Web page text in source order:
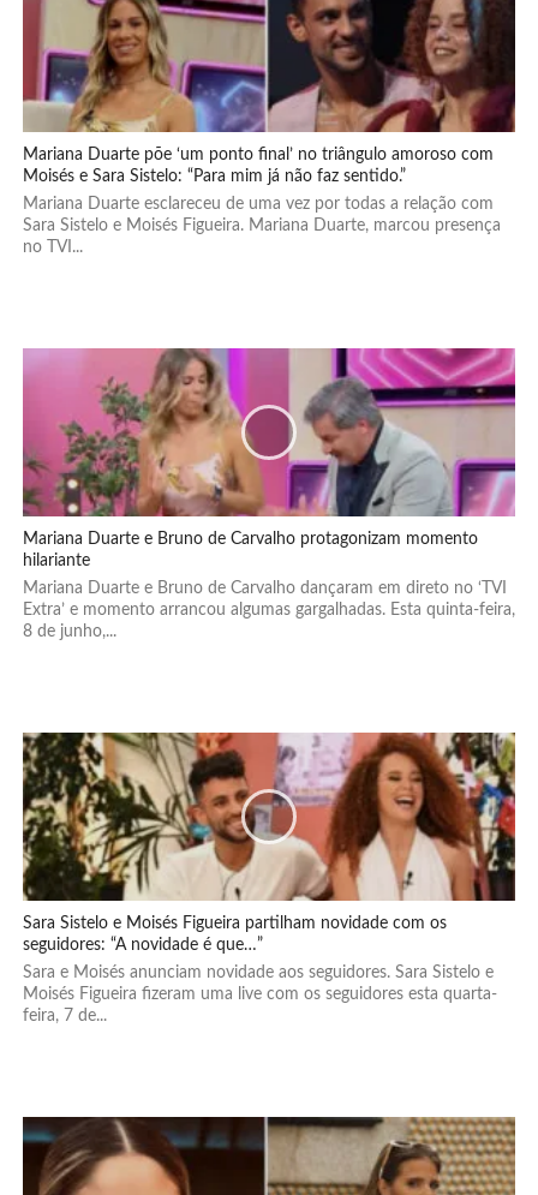
Mariana Duarte põe ‘um ponto final’ no triângulo amoroso com
Moisés e Sara Sistelo: “Para mim já não faz sentido.”
Mariana Duarte esclareceu de uma vez por todas a relação com
Sara Sistelo e Moisés Figueira. Mariana Duarte, marcou presença
no TVI...
Mariana Duarte e Bruno de Carvalho protagonizam momento
hilariante
Mariana Duarte e Bruno de Carvalho dançaram em direto no ‘TVI
Extra’ e momento arrancou algumas gargalhadas. Esta quinta-feira,
8 de junho,...
Sara Sistelo e Moisés Figueira partilham novidade com os
seguidores: “A novidade é que…”
Sara e Moisés anunciam novidade aos seguidores. Sara Sistelo e
Moisés Figueira fizeram uma live com os seguidores esta quarta-
feira, 7 de...